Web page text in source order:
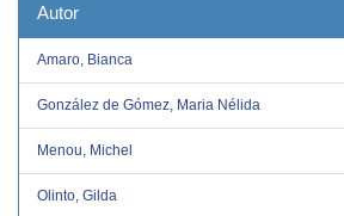
Autor
Amaro, Bianca
González de Gómez, Maria Nélida
Menou, Michel
Olinto, Gilda